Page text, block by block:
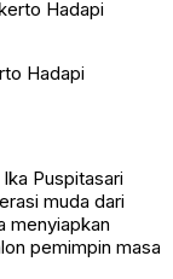
Hadapi
Puspitasari
muda dari
menyiapkan
pemimpin masa